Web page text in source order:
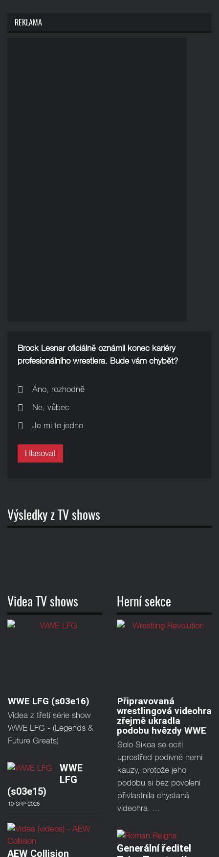
REKLAMA
Brock Lesnar oficiálně oznámil konec kariéry
profesionálního wrestlera. Bude vám chybět?
Áno, rozhodně
Ne, vůbec
Je mi to jedno
Hlasovat
Výsledky z TV shows
Videa TV shows
WWE LFG (s03e16)
Videa z třetí série show
WWE LFG - (Legends &
Future Greats)
WWE
LFG
(s03e15)
10-SRP-2026
AEW Collision
Herní sekce
Připravovaná
wrestlingová videohra
zřejmě ukradla
podobu hvězdy WWE
Solo Sikoa se ocitl
uprostřed podivné herní
kauzy, protože jeho
podobu si bez povolení
přivlastnila chystaná
videohra. ...
Generální ředitel